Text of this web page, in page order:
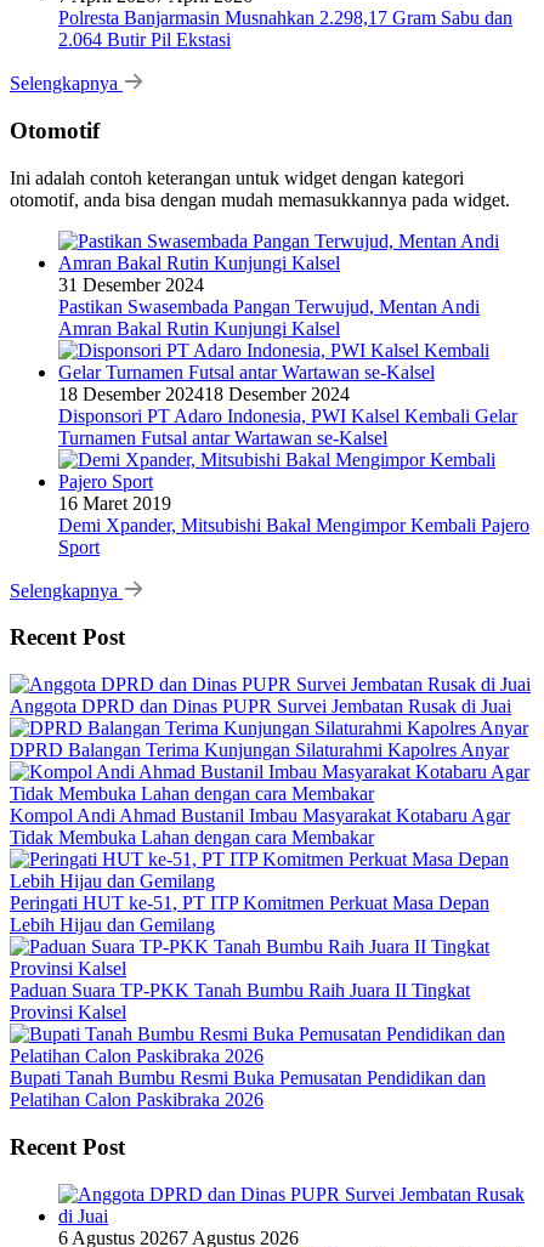
Polresta Banjarmasin Musnahkan 2.298,17 Gram Sabu dan
2.064 Butir Pil Ekstasi
Selengkapnya
Otomotif
Ini adalah contoh keterangan untuk widget dengan kategori
otomotif, anda bisa dengan mudah memasukkannya pada widget.
31 Desember 2024
Pastikan Swasembada Pangan Terwujud, Mentan Andi
Amran Bakal Rutin Kunjungi Kalsel
18 Desember 202418 Desember 2024
Disponsori PT Adaro Indonesia, PWI Kalsel Kembali Gelar
Turnamen Futsal antar Wartawan se-Kalsel
16 Maret 2019
Demi Xpander, Mitsubishi Bakal Mengimpor Kembali Pajero
Sport
Selengkapnya
Recent Post
Anggota DPRD dan Dinas PUPR Survei Jembatan Rusak di Juai
DPRD Balangan Terima Kunjungan Silaturahmi Kapolres Anyar
Kompol Andi Ahmad Bustanil Imbau Masyarakat Kotabaru Agar
Tidak Membuka Lahan dengan cara Membakar
Peringati HUT ke-51, PT ITP Komitmen Perkuat Masa Depan
Lebih Hijau dan Gemilang
Paduan Suara TP-PKK Tanah Bumbu Raih Juara II Tingkat
Provinsi Kalsel
Bupati Tanah Bumbu Resmi Buka Pemusatan Pendidikan dan
Pelatihan Calon Paskibraka 2026
Recent Post
6 Agustus 20267 Agustus 2026